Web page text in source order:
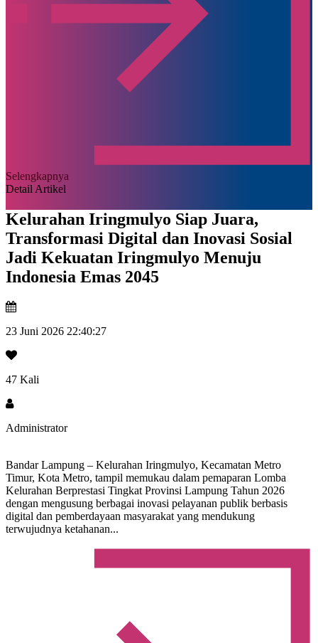
Selengkapnya
Detail Artikel
Kelurahan Iringmulyo Siap Juara,
Transformasi Digital dan Inovasi Sosial
Jadi Kekuatan Iringmulyo Menuju
Indonesia Emas 2045
23 Juni 2026 22:40:27
47 Kali
Administrator
Bandar Lampung – Kelurahan Iringmulyo, Kecamatan Metro
Timur, Kota Metro, tampil memukau dalam pemaparan Lomba
Kelurahan Berprestasi Tingkat Provinsi Lampung Tahun 2026
dengan mengusung berbagai inovasi pelayanan publik berbasis
digital dan pemberdayaan masyarakat yang mendukung
terwujudnya ketahanan...